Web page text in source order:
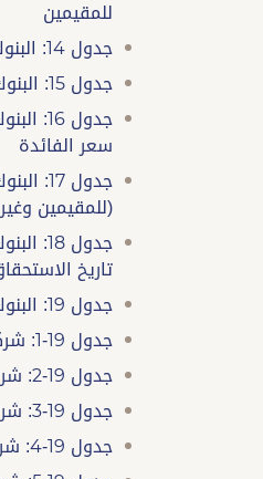
للمقيمين
جدول 14: البنوك المحلية : توزيع اتفاقيات التسهيلات الائتمانية المبرمة بالدينار الكويتي مع المقيمين
جدول 15: البنوك المحلية : ودائع المقيمين بحسب نوعها
جدول
سعر الفائدة
جدول
(للمقيمين
جدول
تاريخ
جدول 19: البنوك المحلية: تمويل الواردات الكويتية (المدفوعة) بحسب النوع والعملة
جدول 19-1: شركات الاستثمار التقليدية : الموجودات
جدول 19-2: شركات الاستثمار التقليدية : المطلوبات
جدول 19-3: شركات الاستثمار التقليدية : الموجودات والمطلوبات الأجنبية
جدول 19-4: شركات الاستثمار التي تعمل وفق أحكام الشريعة الإسلامية : الموجودات